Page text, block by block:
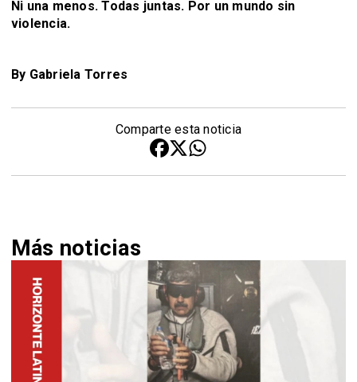
Ni una menos. Todas juntas. Por un mundo sin
violencia.
By Gabriela Torres
Comparte esta noticia
Más noticias